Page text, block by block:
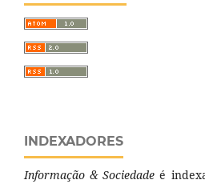
INDEXADORES
Informação & Sociedadeé